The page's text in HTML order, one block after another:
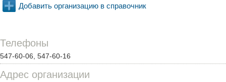
Добавить организацию в справочник
Телефоны
547-60-06, 547-60-16
Адрес организации